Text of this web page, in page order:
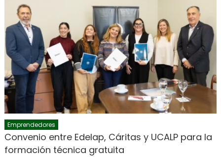
Emprendedores
Convenio entre Edelap, Cáritas y UCALP para la
formación técnica gratuita